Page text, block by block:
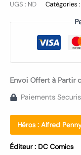
UGS : ND Catégories :
Envoi Offert à Partir
Paiements
Héros : Alfred
Éditeur : DC Comics